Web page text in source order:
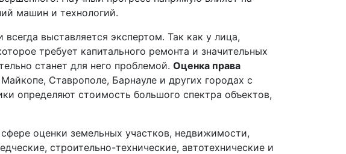
машин и технологий.
выставляется экспертом. Так как у лица,
требует капитального ремонта и значительных
станет для него проблемой. Оценка права
Ставрополе, Барнауле и других городах с
определяют стоимость большого спектра объектов,
оценки земельных участков, недвижимости,
строительно-технические, автотехнические и